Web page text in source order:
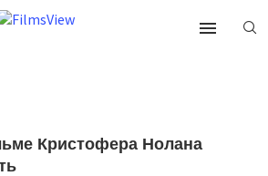
Кристофера Нолана